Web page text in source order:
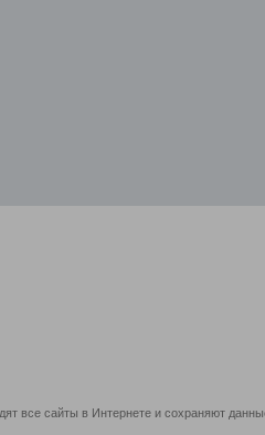
все сайты в Интернете и сохраняют